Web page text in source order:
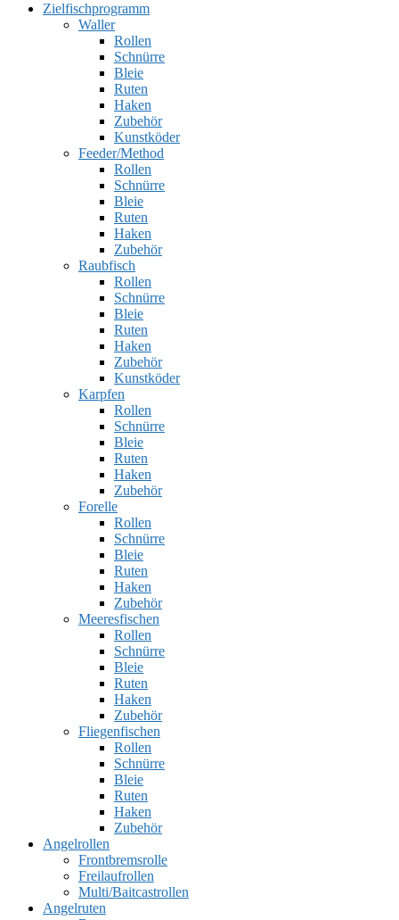
Zielfischprogramm
Waller
Rollen
Schnürre
Bleie
Ruten
Haken
Zubehör
Kunstköder
Feeder/Method
Rollen
Schnürre
Bleie
Ruten
Haken
Zubehör
Raubfisch
Rollen
Schnürre
Bleie
Ruten
Haken
Zubehör
Kunstköder
Karpfen
Rollen
Schnürre
Bleie
Ruten
Haken
Zubehör
Forelle
Rollen
Schnürre
Bleie
Ruten
Haken
Zubehör
Meeresfischen
Rollen
Schnürre
Bleie
Ruten
Haken
Zubehör
Fliegenfischen
Rollen
Schnürre
Bleie
Ruten
Haken
Zubehör
Angelrollen
Frontbremsrolle
Freilaufrollen
Multi/Baitcastrollen
Angelruten